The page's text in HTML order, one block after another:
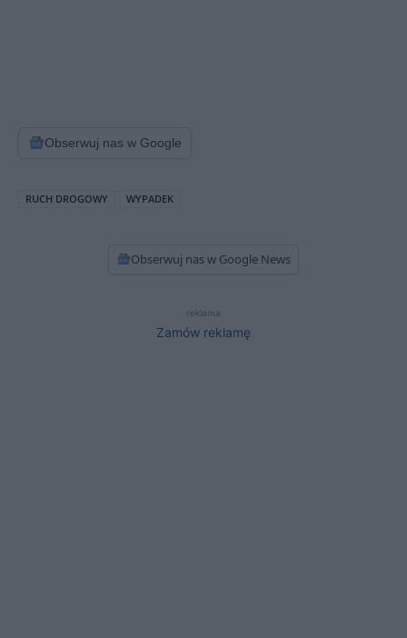
Obserwuj nas w Google
RUCH DROGOWY WYPADEK
Obserwuj nas w Google News
reklama
Zamów reklamę